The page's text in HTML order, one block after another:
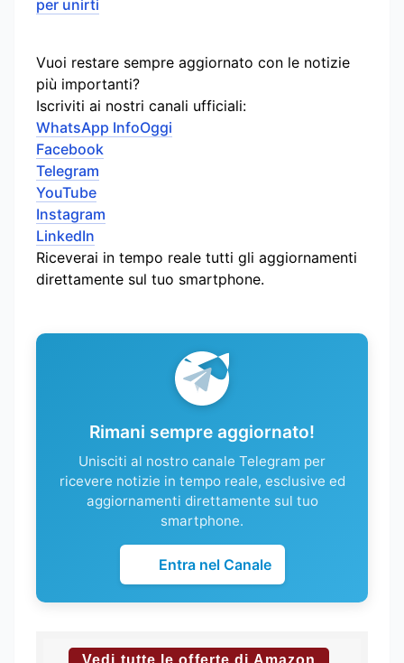
per unirti
Vuoi restare sempre aggiornato con le notizie
più importanti?
Iscriviti ai nostri canali ufficiali:
WhatsApp InfoOggi
Facebook
Telegram
YouTube
Instagram
LinkedIn
Riceverai in tempo reale tutti gli aggiornamenti
direttamente sul tuo smartphone.
Rimani sempre aggiornato!
Unisciti al nostro canale Telegram per
ricevere notizie in tempo reale, esclusive ed
aggiornamenti direttamente sul tuo
smartphone.
Entra nel Canale